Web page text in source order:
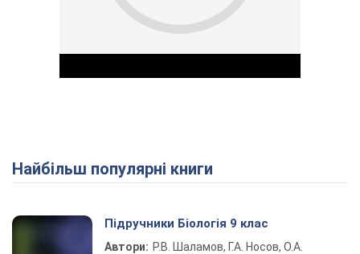
Play Video
Найбільш популярні книги
Підручники Біологія 9 клас
Автори: Р.В. Шаламов, Г.А. Носов, О.А.